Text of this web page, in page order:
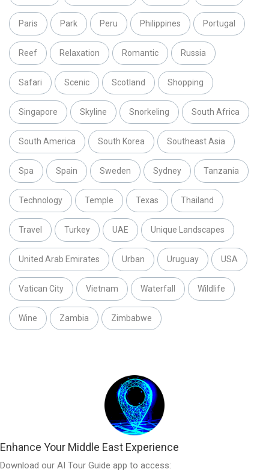
Paris Park Peru Philippines Portugal
Reef Relaxation Romantic Russia
Safari Scenic Scotland Shopping
Singapore Skyline Snorkeling South Africa
South America South Korea Southeast Asia
Spa Spain Sweden Sydney Tanzania
Technology Temple Texas Thailand
Travel Turkey UAE Unique Landscapes
United Arab Emirates Urban Uruguay USA
Vatican City Vietnam Waterfall Wildlife
Wine Zambia Zimbabwe
Enhance Your Middle East Experience
Download our AI Tour Guide app to access: